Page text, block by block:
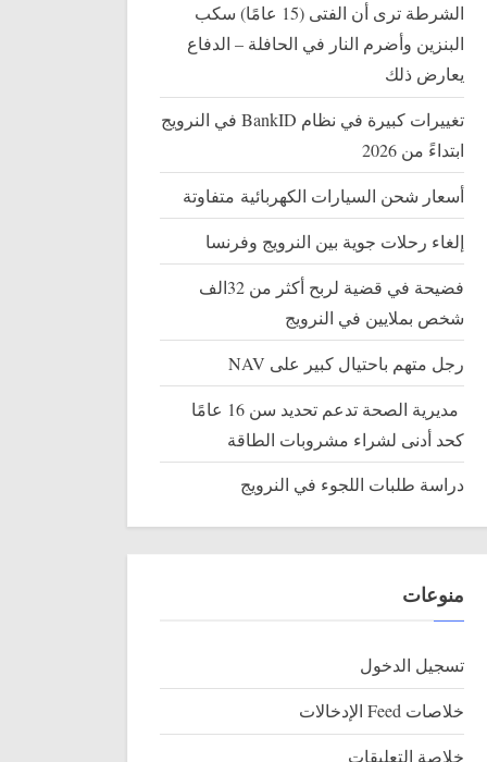
الشرطة ترى أن الفتى (15 عامًا) سكب
البنزين وأضرم النار في الحافلة – الدفاع
يعارض ذلك
تغييرات كبيرة في نظام BankID في النرويج
ابتداءً من 2026
أسعار شحن السيارات الكهربائية متفاوتة
إلغاء رحلات جوية بين النرويج وفرنسا
فضيحة في قضية لربح أكثر من 32الف
شخص بملايين في النرويج
رجل متهم باحتيال كبير على NAV
مديرية الصحة تدعم تحديد سن 16 عامًا
كحد أدنى لشراء مشروبات الطاقة
دراسة طلبات اللجوء في النرويج
منوعات
تسجيل الدخول
خلاصات Feed الإدخالات
خلاصة التعليقات